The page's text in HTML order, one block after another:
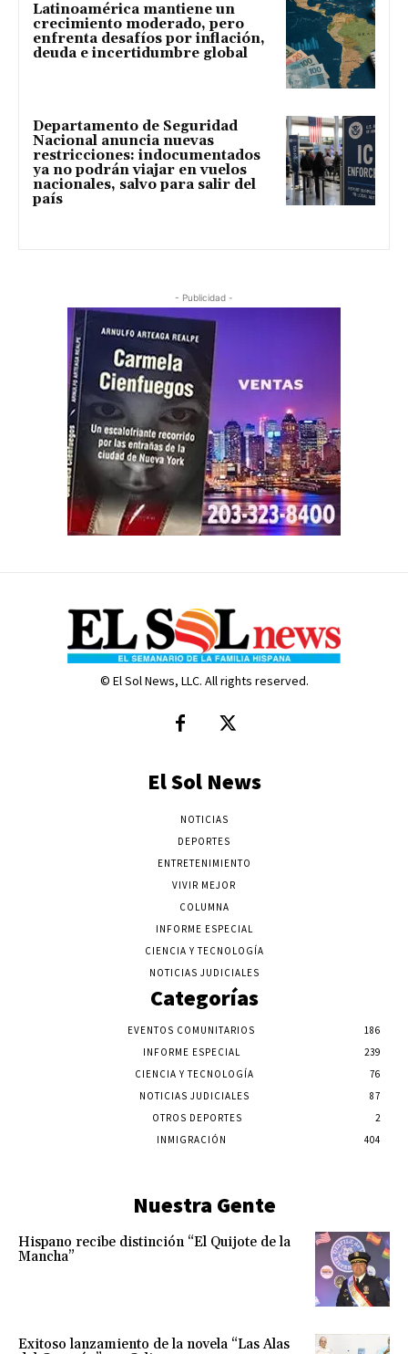
Latinoamérica mantiene un
crecimiento moderado, pero
enfrenta desafíos por inflación,
deuda e incertidumbre global
Departamento de Seguridad
Nacional anuncia nuevas
restricciones: indocumentados
ya no podrán viajar en vuelos
nacionales, salvo para salir del
país
- Publicidad -
© El Sol News, LLC. All rights reserved.
El Sol News
NOTICIAS
DEPORTES
ENTRETENIMIENTO
VIVIR MEJOR
COLUMNA
INFORME ESPECIAL
CIENCIA Y TECNOLOGÍA
NOTICIAS JUDICIALES
Categorías
EVENTOS COMUNITARIOS
186
INFORME ESPECIAL
239
CIENCIA Y TECNOLOGÍA
76
NOTICIAS JUDICIALES
87
OTROS DEPORTES
2
INMIGRACIÓN
404
Nuestra Gente
Hispano recibe distinción “El Quijote de la
Mancha”
Exitoso lanzamiento de la novela “Las Alas